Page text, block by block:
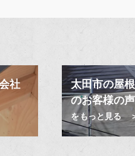
社
太田市の屋
のお客様の声
をもっと見る